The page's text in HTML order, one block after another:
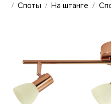
Споты
На штанге